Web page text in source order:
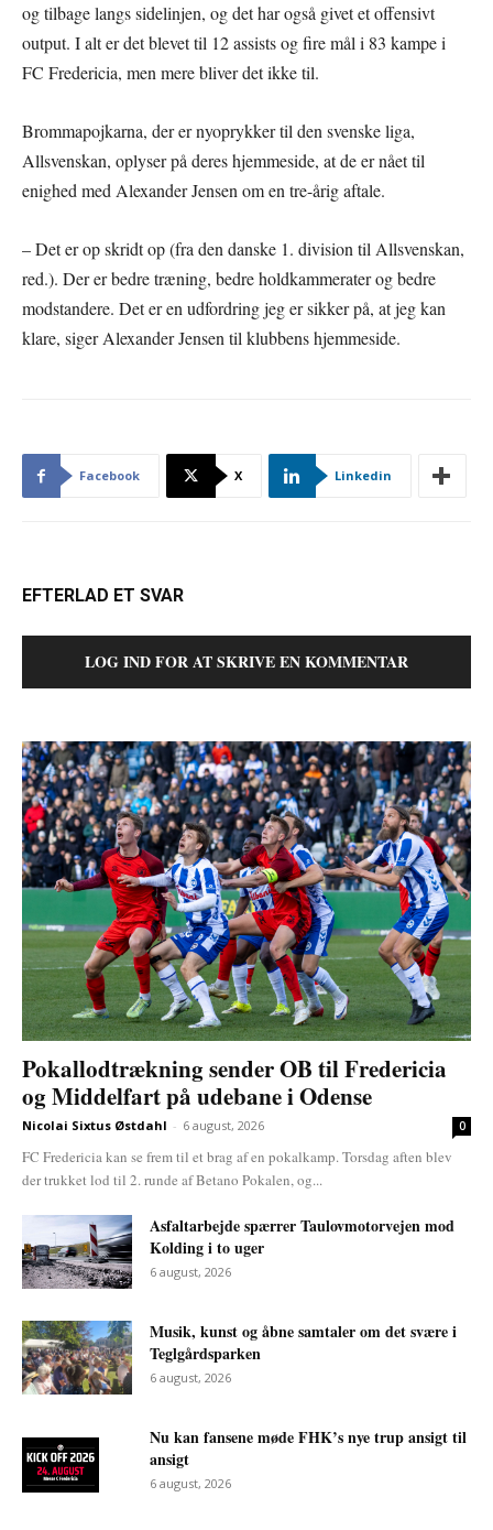
og tilbage langs sidelinjen, og det har også givet et offensivt
output. I alt er det blevet til 12 assists og fire mål i 83 kampe i
FC Fredericia, men mere bliver det ikke til.
Brommapojkarna, der er nyoprykker til den svenske liga,
Allsvenskan, oplyser på deres hjemmeside, at de er nået til
enighed med Alexander Jensen om en tre-årig aftale.
– Det er op skridt op (fra den danske 1. division til Allsvenskan,
red.). Der er bedre træning, bedre holdkammerater og bedre
modstandere. Det er en udfordring jeg er sikker på, at jeg kan
klare, siger Alexander Jensen til klubbens hjemmeside.
Facebook X Linkedin
EFTERLAD ET SVAR
LOG IND FOR AT SKRIVE EN KOMMENTAR
Pokallodtrækning sender OB til Fredericia
og Middelfart på udebane i Odense
Nicolai Sixtus Østdahl - 6 august, 2026 0
FC Fredericia kan se frem til et brag af en pokalkamp. Torsdag aften blev
der trukket lod til 2. runde af Betano Pokalen, og...
Asfaltarbejde spærrer Taulovmotorvejen mod
Kolding i to uger
6 august, 2026
Musik, kunst og åbne samtaler om det svære i
Teglgårdsparken
6 august, 2026
Nu kan fansene møde FHK’s nye trup ansigt til
ansigt
6 august, 2026